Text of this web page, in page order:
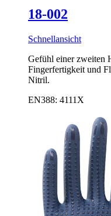
18-002
Schnellansicht
Gefühl einer zweiten
Fingerfertigkeit und
Nitril.
EN388: 4111X